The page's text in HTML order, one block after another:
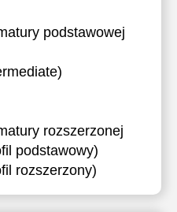
podstawowej
rozszerzonej
podstawowy)
rozszerzony)